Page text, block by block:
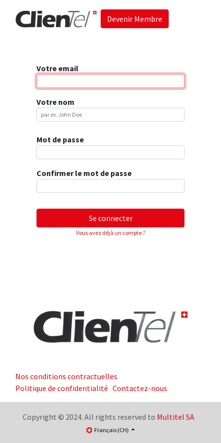
Devenir Membre
Votre email
Votre nom
Mot de passe
Confirmer le mot de passe
Se connecter
Vous avez déjà un compte ?
Nos conditions contractuelles
Politique de confidentialité Contactez-nous
Copyright © 2024. All rights reserved to Multitel SA
Français (CH)